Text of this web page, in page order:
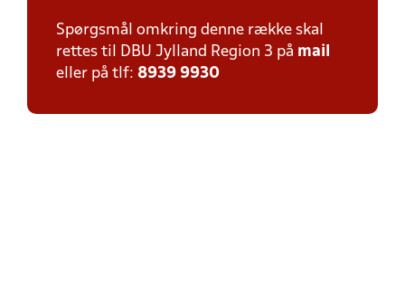
Spørgsmål omkring denne række skal
rettes til DBU Jylland Region 3 på mail
eller på tlf: 8939 9930